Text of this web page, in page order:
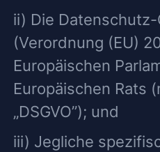
ii) Die
(Verordnung (EU)
Europäischen
Europäischen Rats
„DSGVO”); und
iii) Jegliche